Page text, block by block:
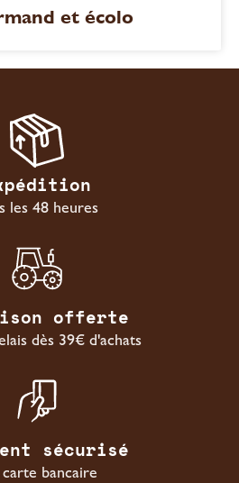
et écolo
les 48 heures
offerte
dès 39€ d'achats
sécurisé
bancaire